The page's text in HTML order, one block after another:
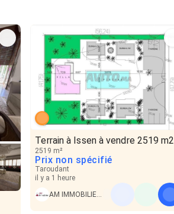
Terrain à Issen à vendre 2519 m2
2519 m²
Prix non spécifié
Taroudant
il y a 1 heure